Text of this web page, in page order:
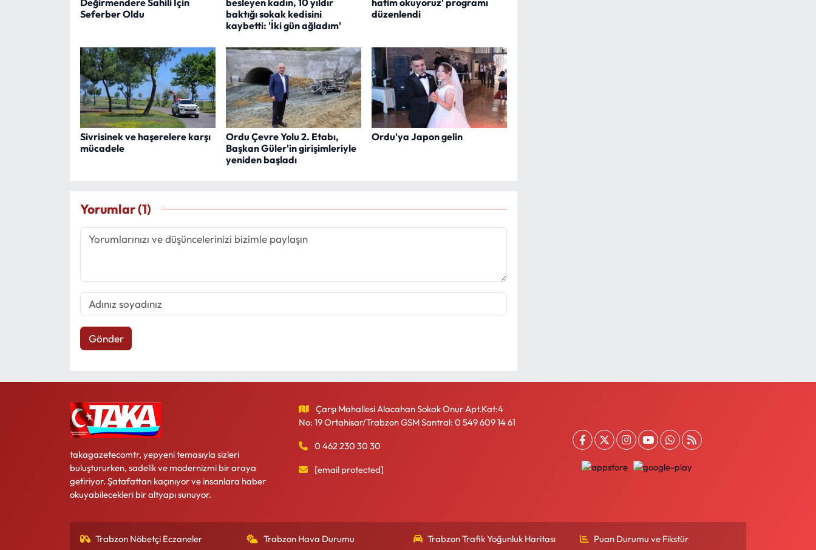
Değirmendere Sahili İçin
Seferber Oldu
besleyen kadın, 10 yıldır
baktığı sokak kedisini
kaybetti: 'İki gün ağladım'
hatim okuyoruz' programı
düzenlendi
Sivrisinek ve haşerelere karşı
mücadele
Ordu Çevre Yolu 2. Etabı,
Başkan Güler'in girişimleriyle
yeniden başladı
Ordu'ya Japon gelin
Yorumlar (1)
Gönder
takagazetecomtr, yepyeni temasıyla sizleri
buluştururken, sadelik ve modernizmi bir araya
getiriyor. Şatafattan kaçınıyor ve insanlara haber
okuyabilecekleri bir altyapı sunuyor.
Çarşı Mahallesi Alacahan Sokak Onur Apt.Kat:4
No: 19 Ortahisar/Trabzon GSM Santral: 0 549 609 14 61
0 462 230 30 30
[email protected]
Trabzon Nöbetçi Eczaneler Trabzon Hava Durumu Trabzon Trafik Yoğunluk Haritası Puan Durumu ve Fikstür